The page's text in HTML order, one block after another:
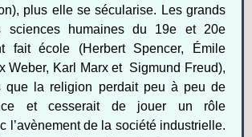
plus elle se sécularise. Les grands
sciences humaines du 19e et 20e
fait école (Herbert Spencer, Émile
Weber, Karl Marx et Sigmund Freud),
que la religion perdait peu à peu de
et cesserait de jouer un rôle
l’avènement de la société industrielle.